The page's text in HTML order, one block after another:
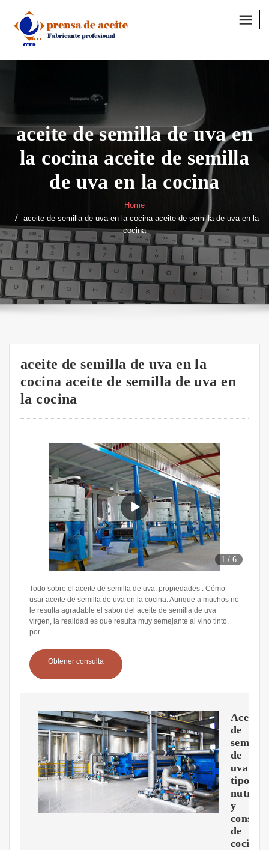
content
aceite de semilla de uva en
la cocina aceite de semilla
de uva en la cocina
Home
aceite de semilla de uva en la cocina aceite de semilla de uva en la
cocina
aceite de semilla de uva en la
cocina aceite de semilla de uva en
la cocina
1 /6
Todo sobre el aceite de semilla de uva: propiedades . Cómo
usar aceite de semilla de uva en la cocina. Aunque a muchos no
le resulta agradable el sabor del aceite de semilla de uva
virgen, la realidad es que resulta muy semejante al vino tinto,
por
Obtener consulta
Aceite
de
semilla
de
uva:
tipos,
y
de
cocina